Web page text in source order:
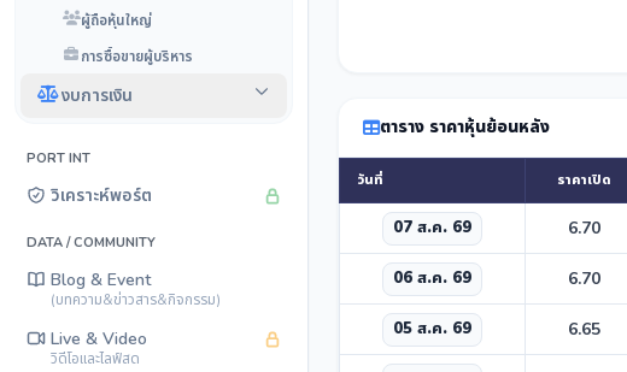
ผู้ถือหุ้นใหญ่
การซื้อขายผู้บริหาร
งบการเงิน
PORT INT
วิเคราะห์พอร์ต
DATA / COMMUNITY
Blog & Event
(บทความ&ข่าวสาร&กิจกรรม)
Live & Video
วิดีโอและไลฟ์สด
ตาราง ราคาหุ้นย้อนหลัง
วันที่ ราคาเปิด
07 ส.ค. 69 6.70
06 ส.ค. 69 6.70
05 ส.ค. 69 6.65